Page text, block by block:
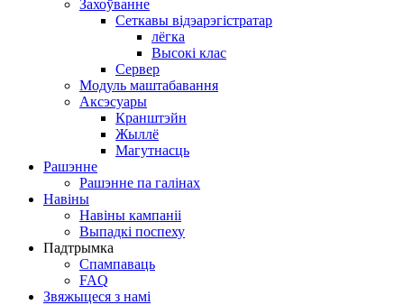
Захоўванне
Сеткавы відэарэгістратар
лёгка
Высокі клас
Сервер
Модуль маштабавання
Аксэсуары
Кранштэйн
Жыллё
Магутнасць
Рашэнне
Рашэнне па галінах
Навіны
Навіны кампаніі
Выпадкі поспеху
Падтрымка
Спампаваць
FAQ
Звяжыцеся з намі